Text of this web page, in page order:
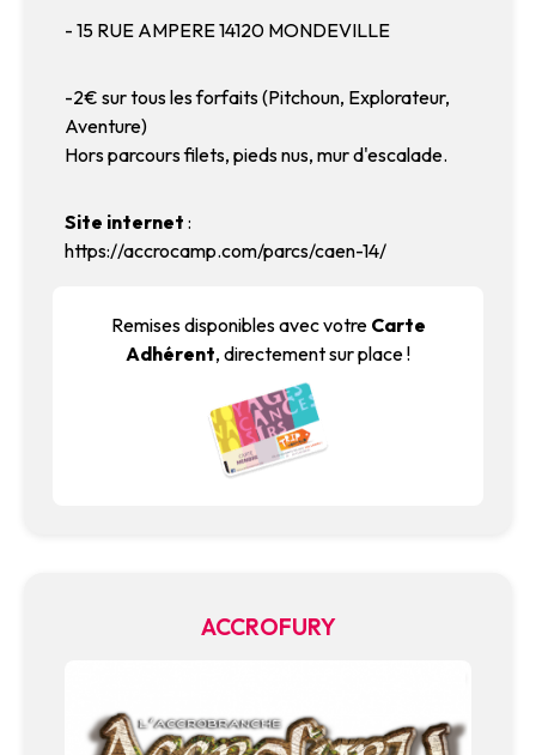
- 15 RUE AMPERE 14120 MONDEVILLE
-2€ sur tous les forfaits (Pitchoun, Explorateur,
Aventure)
Hors parcours filets, pieds nus, mur d'escalade.
Site internet :
https://accrocamp.com/parcs/caen-14/
Remises disponibles avec votre Carte
Adhérent, directement sur place !
ACCROFURY